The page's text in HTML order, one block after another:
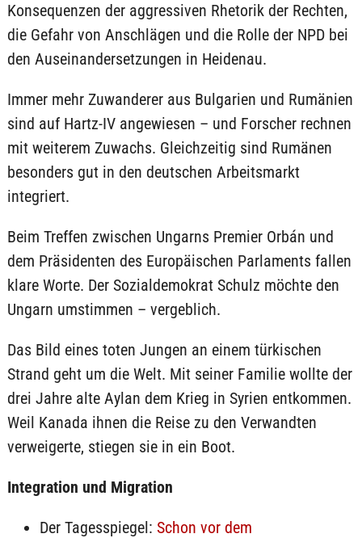
Konsequenzen der aggressiven Rhetorik der Rechten,
die Gefahr von Anschlägen und die Rolle der NPD bei
den Auseinandersetzungen in Heidenau.
Immer mehr Zuwanderer aus Bulgarien und Rumänien
sind auf Hartz-IV angewiesen – und Forscher rechnen
mit weiterem Zuwachs. Gleichzeitig sind Rumänen
besonders gut in den deutschen Arbeitsmarkt
integriert.
Beim Treffen zwischen Ungarns Premier Orbán und
dem Präsidenten des Europäischen Parlaments fallen
klare Worte. Der Sozialdemokrat Schulz möchte den
Ungarn umstimmen – vergeblich.
Das Bild eines toten Jungen an einem türkischen
Strand geht um die Welt. Mit seiner Familie wollte der
drei Jahre alte Aylan dem Krieg in Syrien entkommen.
Weil Kanada ihnen die Reise zu den Verwandten
verweigerte, stiegen sie in ein Boot.
Integration und Migration
Der Tagesspiegel: Schon vor dem